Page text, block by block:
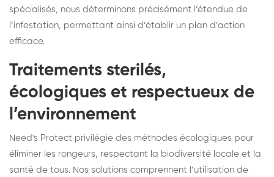
spécialisés, nous déterminons précisément l’étendue de
l’infestation, permettant ainsi d’établir un plan d’action
efficace.
Traitements sterilés,
écologiques et respectueux de
l’environnement
Need's Protect privilégie des méthodes écologiques pour
éliminer les rongeurs, respectant la biodiversité locale et la
santé de tous. Nos solutions comprennent l’utilisation de